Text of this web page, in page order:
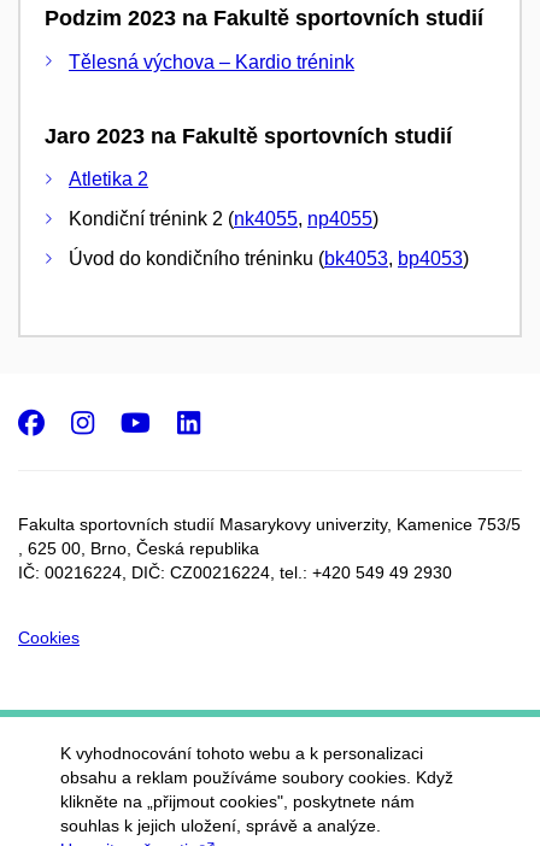
Podzim 2023 na Fakultě sportovních studií
Tělesná výchova – Kardio trénink
Jaro 2023 na Fakultě sportovních studií
Atletika 2
Kondiční trénink 2 (nk4055, np4055)
Úvod do kondičního tréninku (bk4053, bp4053)
Fakulta sportovních studií Masarykovy univerzity, Kamenice 753/5​
, 625 00, Brno, Česká republika
IČ: 00216224, DIČ: CZ00216224, tel.: +420 549 49 2930
Cookies
Facebook
Instagram
Youtube
K vyhodnocování tohoto webu a k personalizaci
obsahu a reklam používáme soubory cookies. Když
klikněte na „přijmout cookies", poskytnete nám
souhlas k jejich uložení, správě a analýze.